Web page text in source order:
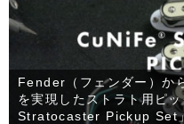
Fender（フェンダー）か
を実現したストラト用ピ
Stratocaster Pickup Set